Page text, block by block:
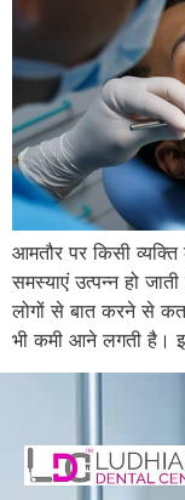
आमतौर पर किसी
समस्याएं उत्पन्न हो
लोगों से बात करने से
भी कमी आने लगती है।